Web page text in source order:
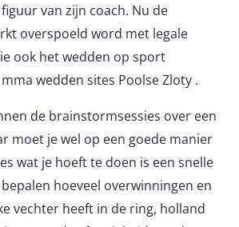
van zijn coach. Nu de
overspoeld word met legale
ook het wedden op sport
wedden sites Poolse Zloty .
de brainstormsessies over een
moet je wel op een goede manier
wat je hoeft te doen is een snelle
hoeveel overwinningen en
vechter heeft in de ring, holland